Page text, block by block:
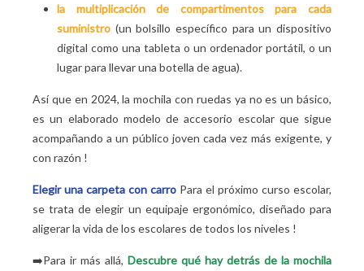
la multiplicación de compartimentos para cada
suministro (un bolsillo específico para un dispositivo
digital como una tableta o un ordenador portátil, o un
lugar para llevar una botella de agua).
Así que en 2024, la mochila con ruedas ya no es un básico,
es un elaborado modelo de accesorio escolar que sigue
acompañando a un público joven cada vez más exigente, y
con razón !
Elegir una carpeta con carro Para el próximo curso escolar,
se trata de elegir un equipaje ergonómico, diseñado para
aligerar la vida de los escolares de todos los niveles !
➡️Para ir más allá, Descubre qué hay detrás de la mochila